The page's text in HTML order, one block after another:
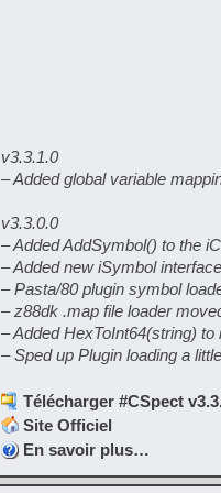
v3.3.1.0
– Added global variable
v3.3.0.0
– Added AddSymbol() to the
– Added new iSymbol
– Pasta/80 plugin symbol
– z88dk .map file loader
– Added HexToInt64(string)
– Sped up Plugin loading a little
Télécharger #CSpect
Site Officiel
En savoir plus…